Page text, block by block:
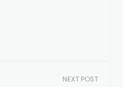
NEXT POST